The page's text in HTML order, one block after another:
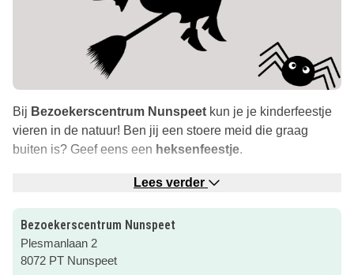
Bij Bezoekerscentrum Nunspeet kun je je kinderfeestje
vieren in de natuur! Ben jij een stoere meid die graag
buiten is? Geef eens een heksenfeestje.
Open de kist en ontdek hoe jij de lieve bosheks
de bezemsteel.
Bekijk de natuur van top tot teen en help mee met een
natuurschilderij te maken! Welke beestjes leven er in dit
Lees verder
Bezoekerscentrum Nunspeet
Plesmanlaan 2
8072 PT Nunspeet